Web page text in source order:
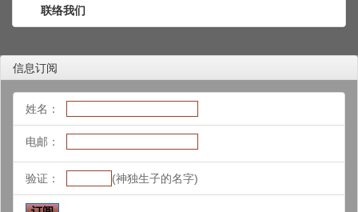
联络我们
信息订阅
姓名：
电邮：
验证： (神独生子的名字)